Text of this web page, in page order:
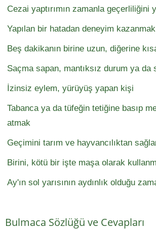
Cezai yaptırımın zamanla geçerliliğini
Yapılan bir hatadan deneyim kazanmak
Beş dakikanın birine uzun, diğerine
Saçma sapan, mantıksız durum ya da
İzinsiz eylem, yürüyüş yapan kişi
Tabanca ya da tüfeğin tetiğine basıp
atmak
Geçimini tarım ve hayvancılıktan
Birini, kötü bir işte maşa olarak
Ay'ın sol yarısının aydınlık olduğu
Bulmaca Sözlüğü ve Cevapları